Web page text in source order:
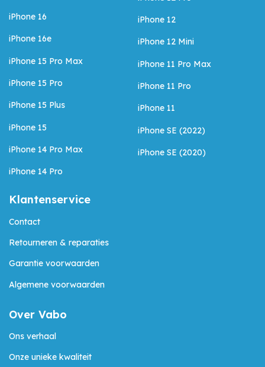
iPhone 16
iPhone 16e
iPhone 15 Pro Max
iPhone 15 Pro
iPhone 15 Plus
iPhone 15
iPhone 14 Pro Max
iPhone 14 Pro
iPhone 12
iPhone 12 Mini
iPhone 11 Pro Max
iPhone 11 Pro
iPhone 11
iPhone SE (2022)
iPhone SE (2020)
Klantenservice
Contact
Retourneren & reparaties
Garantie voorwaarden
Algemene voorwaarden
Over Vabo
Ons verhaal
Onze unieke kwaliteit